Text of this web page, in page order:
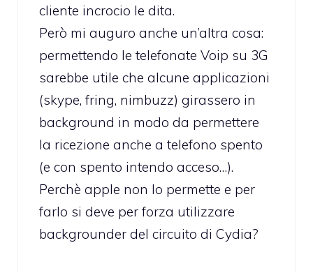
cliente incrocio le dita.
Però mi auguro anche un’altra cosa:
permettendo le telefonate Voip su 3G
sarebbe utile che alcune applicazioni
(skype, fring, nimbuzz) girassero in
background in modo da permettere
la ricezione anche a telefono spento
(e con spento intendo acceso…).
Perchè apple non lo permette e per
farlo si deve per forza utilizzare
backgrounder del circuito di Cydia?